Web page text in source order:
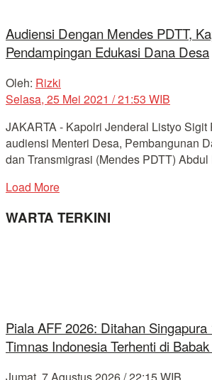
Audiensi Dengan Mendes PDTT,
Pendampingan Edukasi Dana Desa
Oleh: Rizki
Selasa, 25 Mei 2021 / 21:53 WIB
JAKARTA - Kapolri Jenderal Listyo Sigit
audiensi Menteri Desa, Pembangunan
dan Transmigrasi (Mendes PDTT) Abdul
Load More
WARTA TERKINI
Piala AFF 2026: Ditahan Singapura
Timnas Indonesia Terhenti di
Jumat, 7 Agustus 2026 / 22:15 WIB